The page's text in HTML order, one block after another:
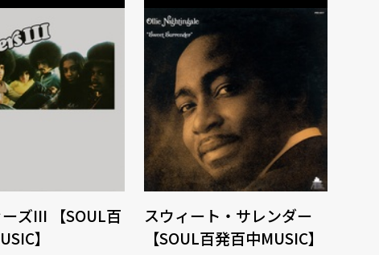
ズIII 【SOUL百
】
スウィート・サレンダー
【SOUL百発百中MUSIC】